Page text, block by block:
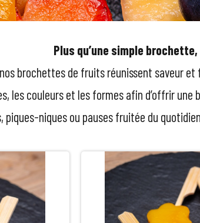
Plus qu’une simple
brochettes de fruits réunissent saveur
les couleurs et les formes afin d’offrir
niques ou pauses fruitée du